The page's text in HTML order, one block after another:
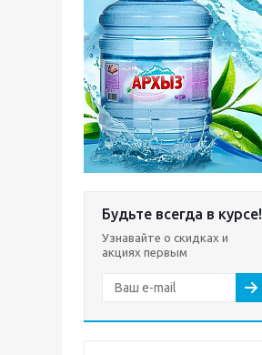
Будьте всегда в курсе!
Узнавайте о скидках и
акциях первым